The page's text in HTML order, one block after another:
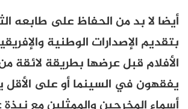
أيضا لا بد من الحفاظ على طابعه
بتقديم الإصدارات الوطنية
الأفلام قبل عرضها بطريقة
يفقهون في السينما أو على